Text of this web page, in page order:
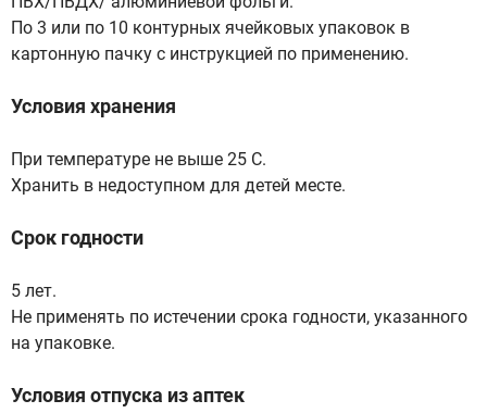
По 3 или по 10 контурных ячейковых упаковок в
картонную пачку с инструкцией по применению.
Условия хранения
При температуре не выше 25 С.
Хранить в недоступном для детей месте.
Срок годности
5 лет.
Не применять по истечении срока годности, указанного
на упаковке.
Условия отпуска из аптек